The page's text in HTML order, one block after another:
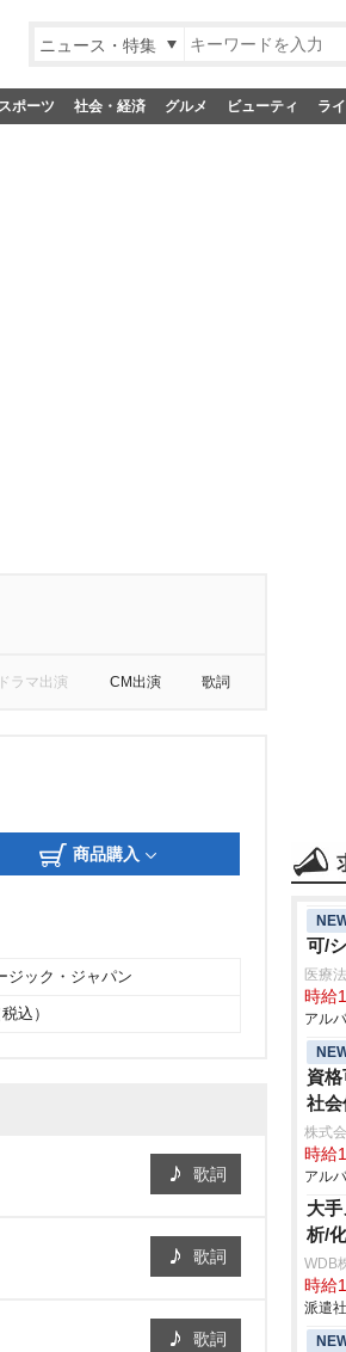
ニュース・特集
スポーツ 社会・経済 グルメ ビューティ ラ
ドラマ出演 CM出演 歌詞
商品購入
ジック・ジャパン
込）
歌詞
歌詞
歌詞
可/
医療
時給
アル
資
社
株式
時給
アル
大
析/
WDB
時給
派遣